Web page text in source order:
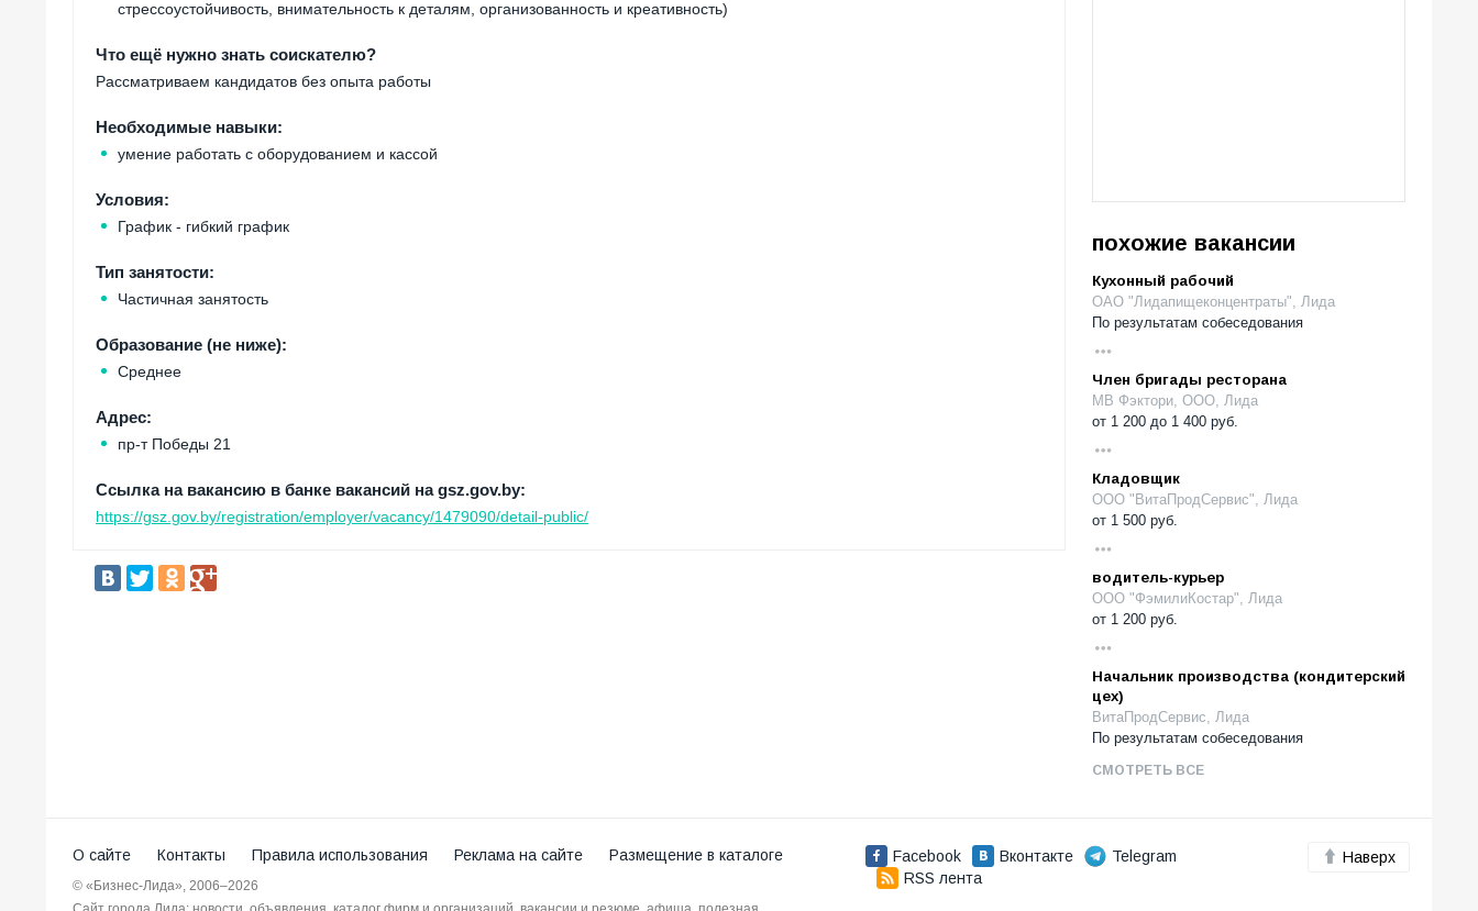
стрессоустойчивость, внимательность к деталям, организованность и креативность)
Что ещё нужно знать соискателю?
Рассматриваем кандидатов без опыта работы
Необходимые навыки:
умение работать с оборудованием и кассой
Условия:
График - гибкий график
Тип занятости:
Частичная занятость
Образование (не ниже):
Среднее
Адрес:
пр-т Победы 21
Ссылка на вакансию в банке вакансий на gsz.gov.by:
https://gsz.gov.by/registration/employer/vacancy/1479090/detail-public/
похожие вакансии
Кухонный рабочий
ОАО "Лидапищеконцентраты", Лида
По результатам собеседования
Член бригады ресторана
МВ Фэктори, ООО, Лида
от 1 200 до 1 400 руб.
Кладовщик
ООО "ВитаПродСервис", Лида
от 1 500 руб.
водитель-курьер
ООО "ФэмилиКостар", Лида
от 1 200 руб.
Начальник производства (кондитерский
цех)
ВитаПродСервис, Лида
По результатам собеседования
СМОТРЕТЬ ВСЕ
О сайте Контакты Правила использования Реклама на сайте Размещение в каталоге
© «Бизнес-Лида», 2006–2026
Facebook Вконтакте
Telegram
RSS лента
Наверх